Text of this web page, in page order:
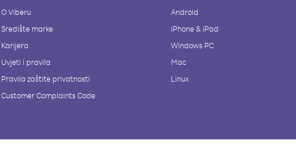
O Viberu
Središte marke
Karijera
Uvjeti i pravila
Pravila zaštite privatnosti
Customer Complaints Code
Android
iPhone & iPad
Windows PC
Mac
Linux